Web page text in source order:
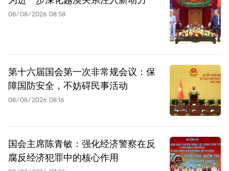
08/08/2026 08:58
第十六届国会第一次非常规会议：保
障国防安全，不妨碍民事活动
08/08/2026 08:16
国会主席陈青敏：强化经济警察在反
腐反经济犯罪中的核心作用